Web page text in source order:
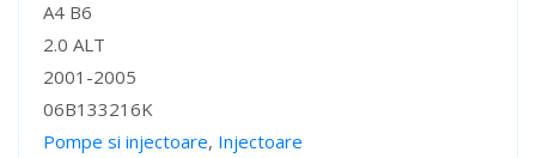
A4 B6
2.0 ALT
2001-2005
06B133216K
Pompe si injectoare, Injectoare